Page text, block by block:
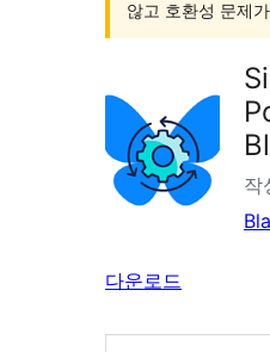
않고 호환성 문제
작
다운로드